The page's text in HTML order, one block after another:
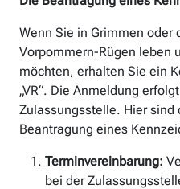
Wenn Sie in Grimmen oder
Vorpommern-Rügen leben
möchten, erhalten Sie ein
„VR“. Die Anmeldung
Zulassungsstelle. Hier
Beantragung eines
Terminvereinbarung:
bei der